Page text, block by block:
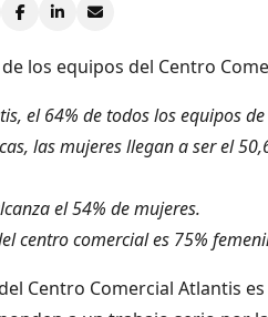
los equipos del Centro
el 64% de todos los equipos
las mujeres llegan a ser el
el 54% de mujeres.
centro comercial es 75%
Centro Comercial Atlantis